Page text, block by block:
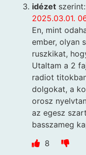
idézet szerint:
2025.03.01.
En, mint
ember, olyan
ruszkikat,
Utaltam a 2
radiot
dolgokat, a
orosz
az egesz
basszameg
8